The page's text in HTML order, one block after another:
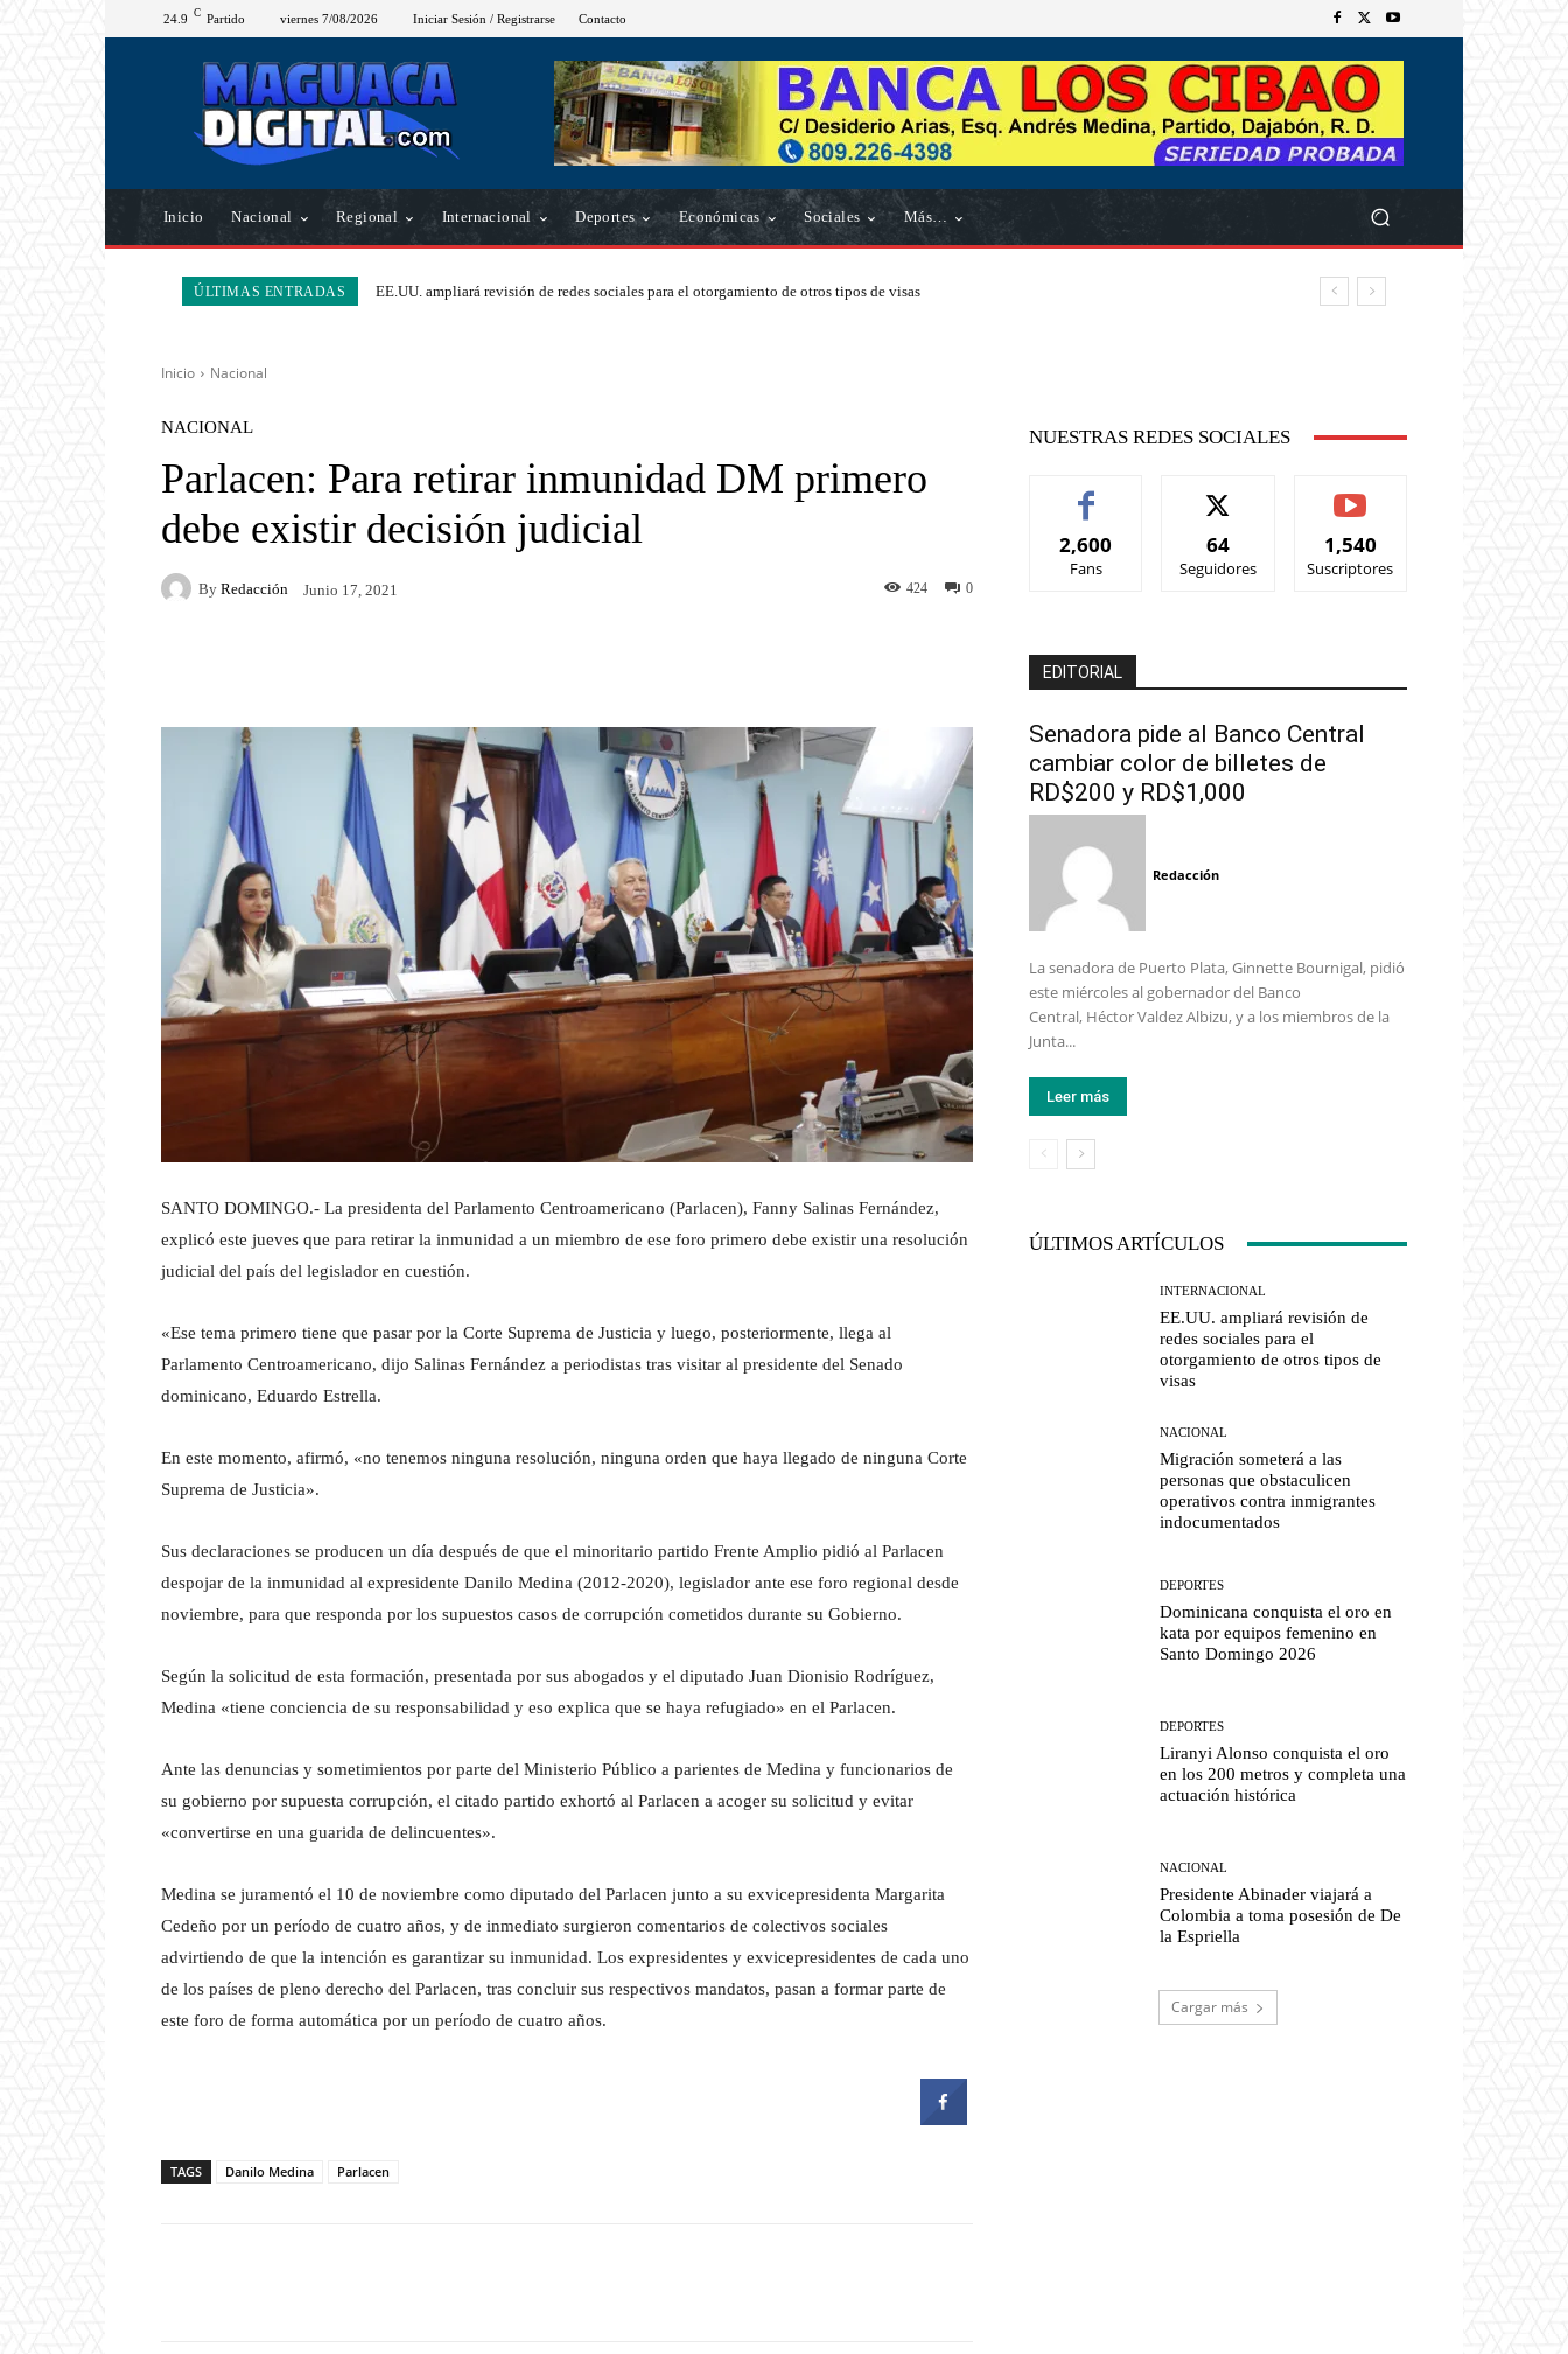
24.9 C Partido viernes 7/08/2026 Iniciar Sesión / Registrarse Contacto
Inicio Nacional Regional Internacional Deportes Económicas Sociales Más…
ÚLTIMAS ENTRADAS EE.UU. ampliará revisión de redes sociales para el otorgamiento de otros tipos de visas
Inicio Nacional
NACIONAL
Parlacen: Para retirar inmunidad DM primero
debe existir decisión judicial
By Redacción Junio 17, 2021 0
424
SANTO DOMINGO.- La presidenta del Parlamento Centroamericano (Parlacen), Fanny Salinas Fernández,
explicó este jueves que para retirar la inmunidad a un miembro de ese foro primero debe existir una resolución
judicial del país del legislador en cuestión.
«Ese tema primero tiene que pasar por la Corte Suprema de Justicia y luego, posteriormente, llega al
Parlamento Centroamericano, dijo Salinas Fernández a periodistas tras visitar al presidente del Senado
dominicano, Eduardo Estrella.
En este momento, afirmó, «no tenemos ninguna resolución, ninguna orden que haya llegado de ninguna Corte
Suprema de Justicia».
Sus declaraciones se producen un día después de que el minoritario partido Frente Amplio pidió al Parlacen
despojar de la inmunidad al expresidente Danilo Medina (2012-2020), legislador ante ese foro regional desde
noviembre, para que responda por los supuestos casos de corrupción cometidos durante su Gobierno.
Según la solicitud de esta formación, presentada por sus abogados y el diputado Juan Dionisio Rodríguez,
Medina «tiene conciencia de su responsabilidad y eso explica que se haya refugiado» en el Parlacen.
Ante las denuncias y sometimientos por parte del Ministerio Público a parientes de Medina y funcionarios de
su gobierno por supuesta corrupción, el citado partido exhortó al Parlacen a acoger su solicitud y evitar
«convertirse en una guarida de delincuentes».
Medina se juramentó el 10 de noviembre como diputado del Parlacen junto a su exvicepresidenta Margarita
Cedeño por un período de cuatro años, y de inmediato surgieron comentarios de colectivos sociales
advirtiendo de que la intención es garantizar su inmunidad. Los expresidentes y exvicepresidentes de cada uno
de los países de pleno derecho del Parlacen, tras concluir sus respectivos mandatos, pasan a formar parte de
este foro de forma automática por un período de cuatro años.
TAGS Danilo Medina Parlacen
NUESTRAS REDES SOCIALES
2,600
Fans
64
Seguidores
1,540
Suscriptores
EDITORIAL
Senadora pide al Banco Central
cambiar color de billetes de
RD$200 y RD$1,000
Redacción
La senadora de Puerto Plata, Ginnette Bournigal, pidió
este miércoles al gobernador del Banco
Central, Héctor Valdez Albizu, y a los miembros de la
Junta...
Leer más
ÚLTIMOS ARTÍCULOS
INTERNACIONAL
EE.UU. ampliará revisión de
redes sociales para el
otorgamiento de otros tipos de
visas
NACIONAL
Migración someterá a las
personas que obstaculicen
operativos contra inmigrantes
indocumentados
DEPORTES
Dominicana conquista el oro en
kata por equipos femenino en
Santo Domingo 2026
DEPORTES
Liranyi Alonso conquista el oro
en los 200 metros y completa una
actuación histórica
NACIONAL
Presidente Abinader viajará a
Colombia a toma posesión de De
la Espriella
Cargar más